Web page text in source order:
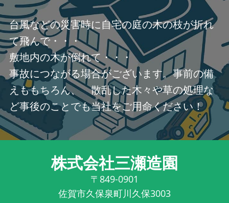
台風などの災害時に自宅の庭の木の枝が折れ
て飛んで・・・
敷地内の木が倒れて・・・
事故につながる場合がございます。事前の備
えももちろん、 散乱した木々や草の処理な
ど事後のことでも当社をご用命ください！
株式会社三瀬造園
〒849-0901
佐賀市久保泉町川久保3003